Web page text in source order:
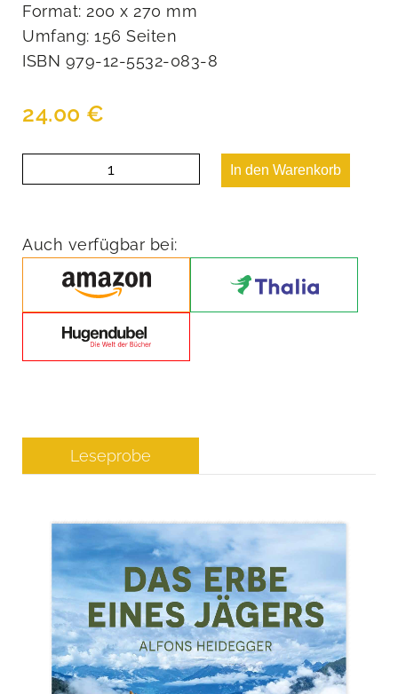
Format: 200 x 270 mm
Umfang: 156 Seiten
ISBN 979-12-5532-083-8
24.00 €
Das
In den Warenkorb
Auch verfügbar bei:
Leseprobe